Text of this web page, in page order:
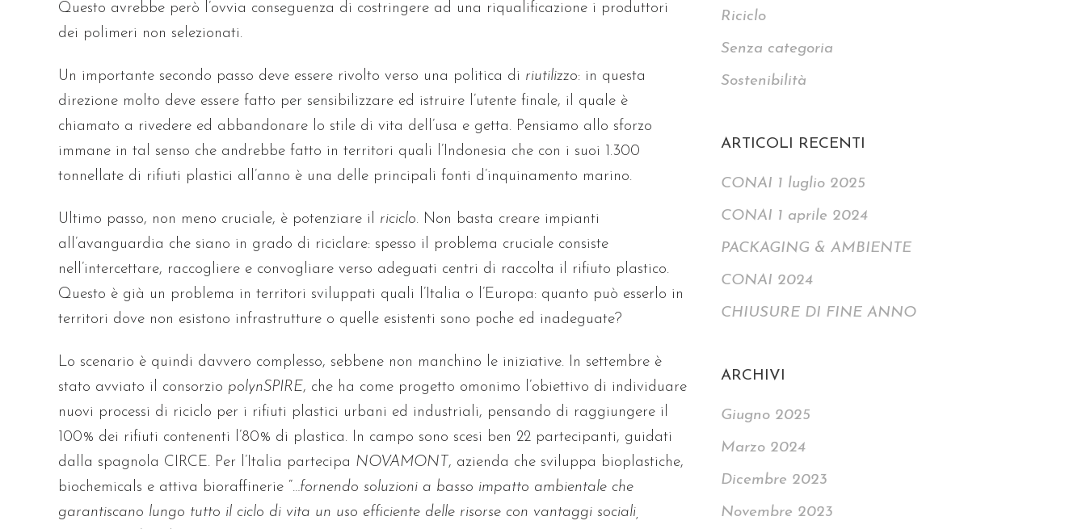
Questo avrebbe però l’ovvia conseguenza di costringere ad una riqualificazione i produttori
dei polimeri non selezionati.
Un importante secondo passo deve essere rivolto verso una politica di riutilizzo: in questa
direzione molto deve essere fatto per sensibilizzare ed istruire l’utente finale, il quale è
chiamato a rivedere ed abbandonare lo stile di vita dell’usa e getta. Pensiamo allo sforzo
immane in tal senso che andrebbe fatto in territori quali l’Indonesia che con i suoi 1.300
tonnellate di rifiuti plastici all’anno è una delle principali fonti d’inquinamento marino.
Ultimo passo, non meno cruciale, è potenziare il riciclo. Non basta creare impianti
all’avanguardia che siano in grado di riciclare: spesso il problema cruciale consiste
nell’intercettare, raccogliere e convogliare verso adeguati centri di raccolta il rifiuto plastico.
Questo è già un problema in territori sviluppati quali l’Italia o l’Europa: quanto può esserlo in
territori dove non esistono infrastrutture o quelle esistenti sono poche ed inadeguate?
Lo scenario è quindi davvero complesso, sebbene non manchino le iniziative. In settembre è
stato avviato il consorzio polynSPIRE, che ha come progetto omonimo l’obiettivo di individuare
nuovi processi di riciclo per i rifiuti plastici urbani ed industriali, pensando di raggiungere il
100% dei rifiuti contenenti l’80% di plastica. In campo sono scesi ben 22 partecipanti, guidati
dalla spagnola CIRCE. Per l’Italia partecipa NOVAMONT , azienda che sviluppa bioplastiche,
biochemicals e attiva bioraffinerie “…fornendo soluzioni a basso impatto ambientale che
garantiscano lungo tutto il ciclo di vita un uso efficiente delle risorse con vantaggi sociali,
Riciclo
Senza categoria
Sostenibilità
ARTICOLI RECENTI
CONAI 1 luglio 2025
CONAI 1 aprile 2024
PACKAGING & AMBIENTE
CONAI 2024
CHIUSURE DI FINE ANNO
ARCHIVI
Giugno 2025
Marzo 2024
Dicembre 2023
Novembre 2023